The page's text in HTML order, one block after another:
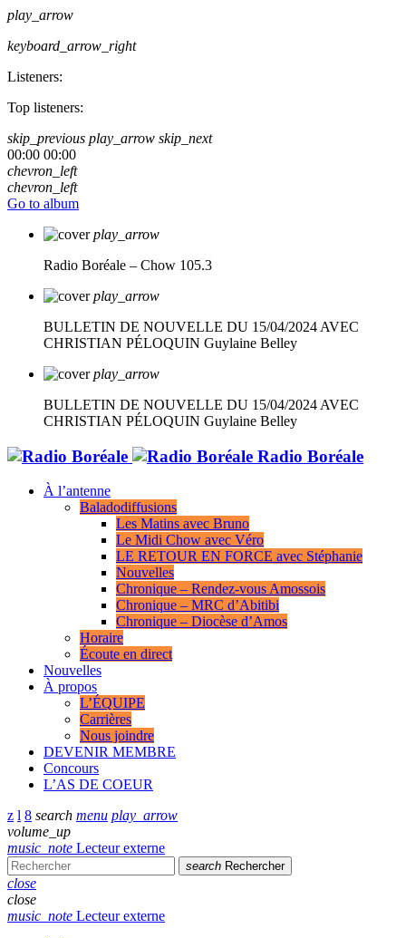
play_arrow
keyboard_arrow_right
Listeners:
Top listeners:
skip_previous play_arrow skip_next
00:00 00:00
chevron_left
chevron_left
Go to album
play_arrow
Radio Boréale – Chow 105.3
play_arrow
BULLETIN DE NOUVELLE DU 15/04/2024 AVEC
CHRISTIAN PÉLOQUIN Guylaine Belley
play_arrow
BULLETIN DE NOUVELLE DU 15/04/2024 AVEC
CHRISTIAN PÉLOQUIN Guylaine Belley
Radio Boréale
À l’antenne
Baladodiffusions
Les Matins avec Bruno
Le Midi Chow avec Véro
LE RETOUR EN FORCE avec Stéphanie
Nouvelles
Chronique – Rendez-vous Amossois
Chronique – MRC d’Abitibi
Chronique – Diocèse d’Amos
Horaire
Écoute en direct
Nouvelles
À propos
L’ÉQUIPE
Carrières
Nous joindre
DEVENIR MEMBRE
Concours
L’AS DE COEUR
search menu play_arrow
volume_up
music_note Lecteur externe
search Rechercher
close
close
music_note Lecteur externe